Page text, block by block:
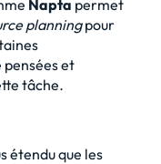
Napta permet
planningpour
et
tâche.
étendu que les